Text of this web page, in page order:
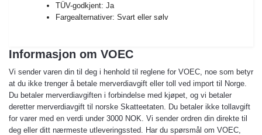
TÜV-godkjent: Ja
Fargealternativer: Svart eller sølv
Informasjon om VOEC
Vi sender varen din til deg i henhold til reglene for VOEC, noe som betyr
at du ikke trenger å betale merverdiavgift eller toll ved import til Norge.
Du betaler merverdiavgiften i forbindelse med kjøpet, og vi betaler
deretter merverdiavgift til norske Skatteetaten. Du betaler ikke tollavgift
for varer med en verdi under 3000 NOK. Vi sender ordren din direkte til
deg eller ditt nærmeste utleveringssted. Har du spørsmål om VOEC,